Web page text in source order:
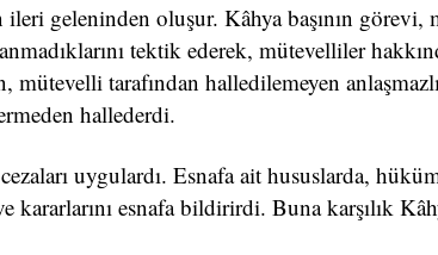
geleninden oluşur. Kâhya başının görevi,
tektik ederek, mütevelliler
tarafından halledilemeyen
hallederdi.
uygulardı. Esnafa ait hususlarda,
esnafa bildirirdi. Buna karşılık